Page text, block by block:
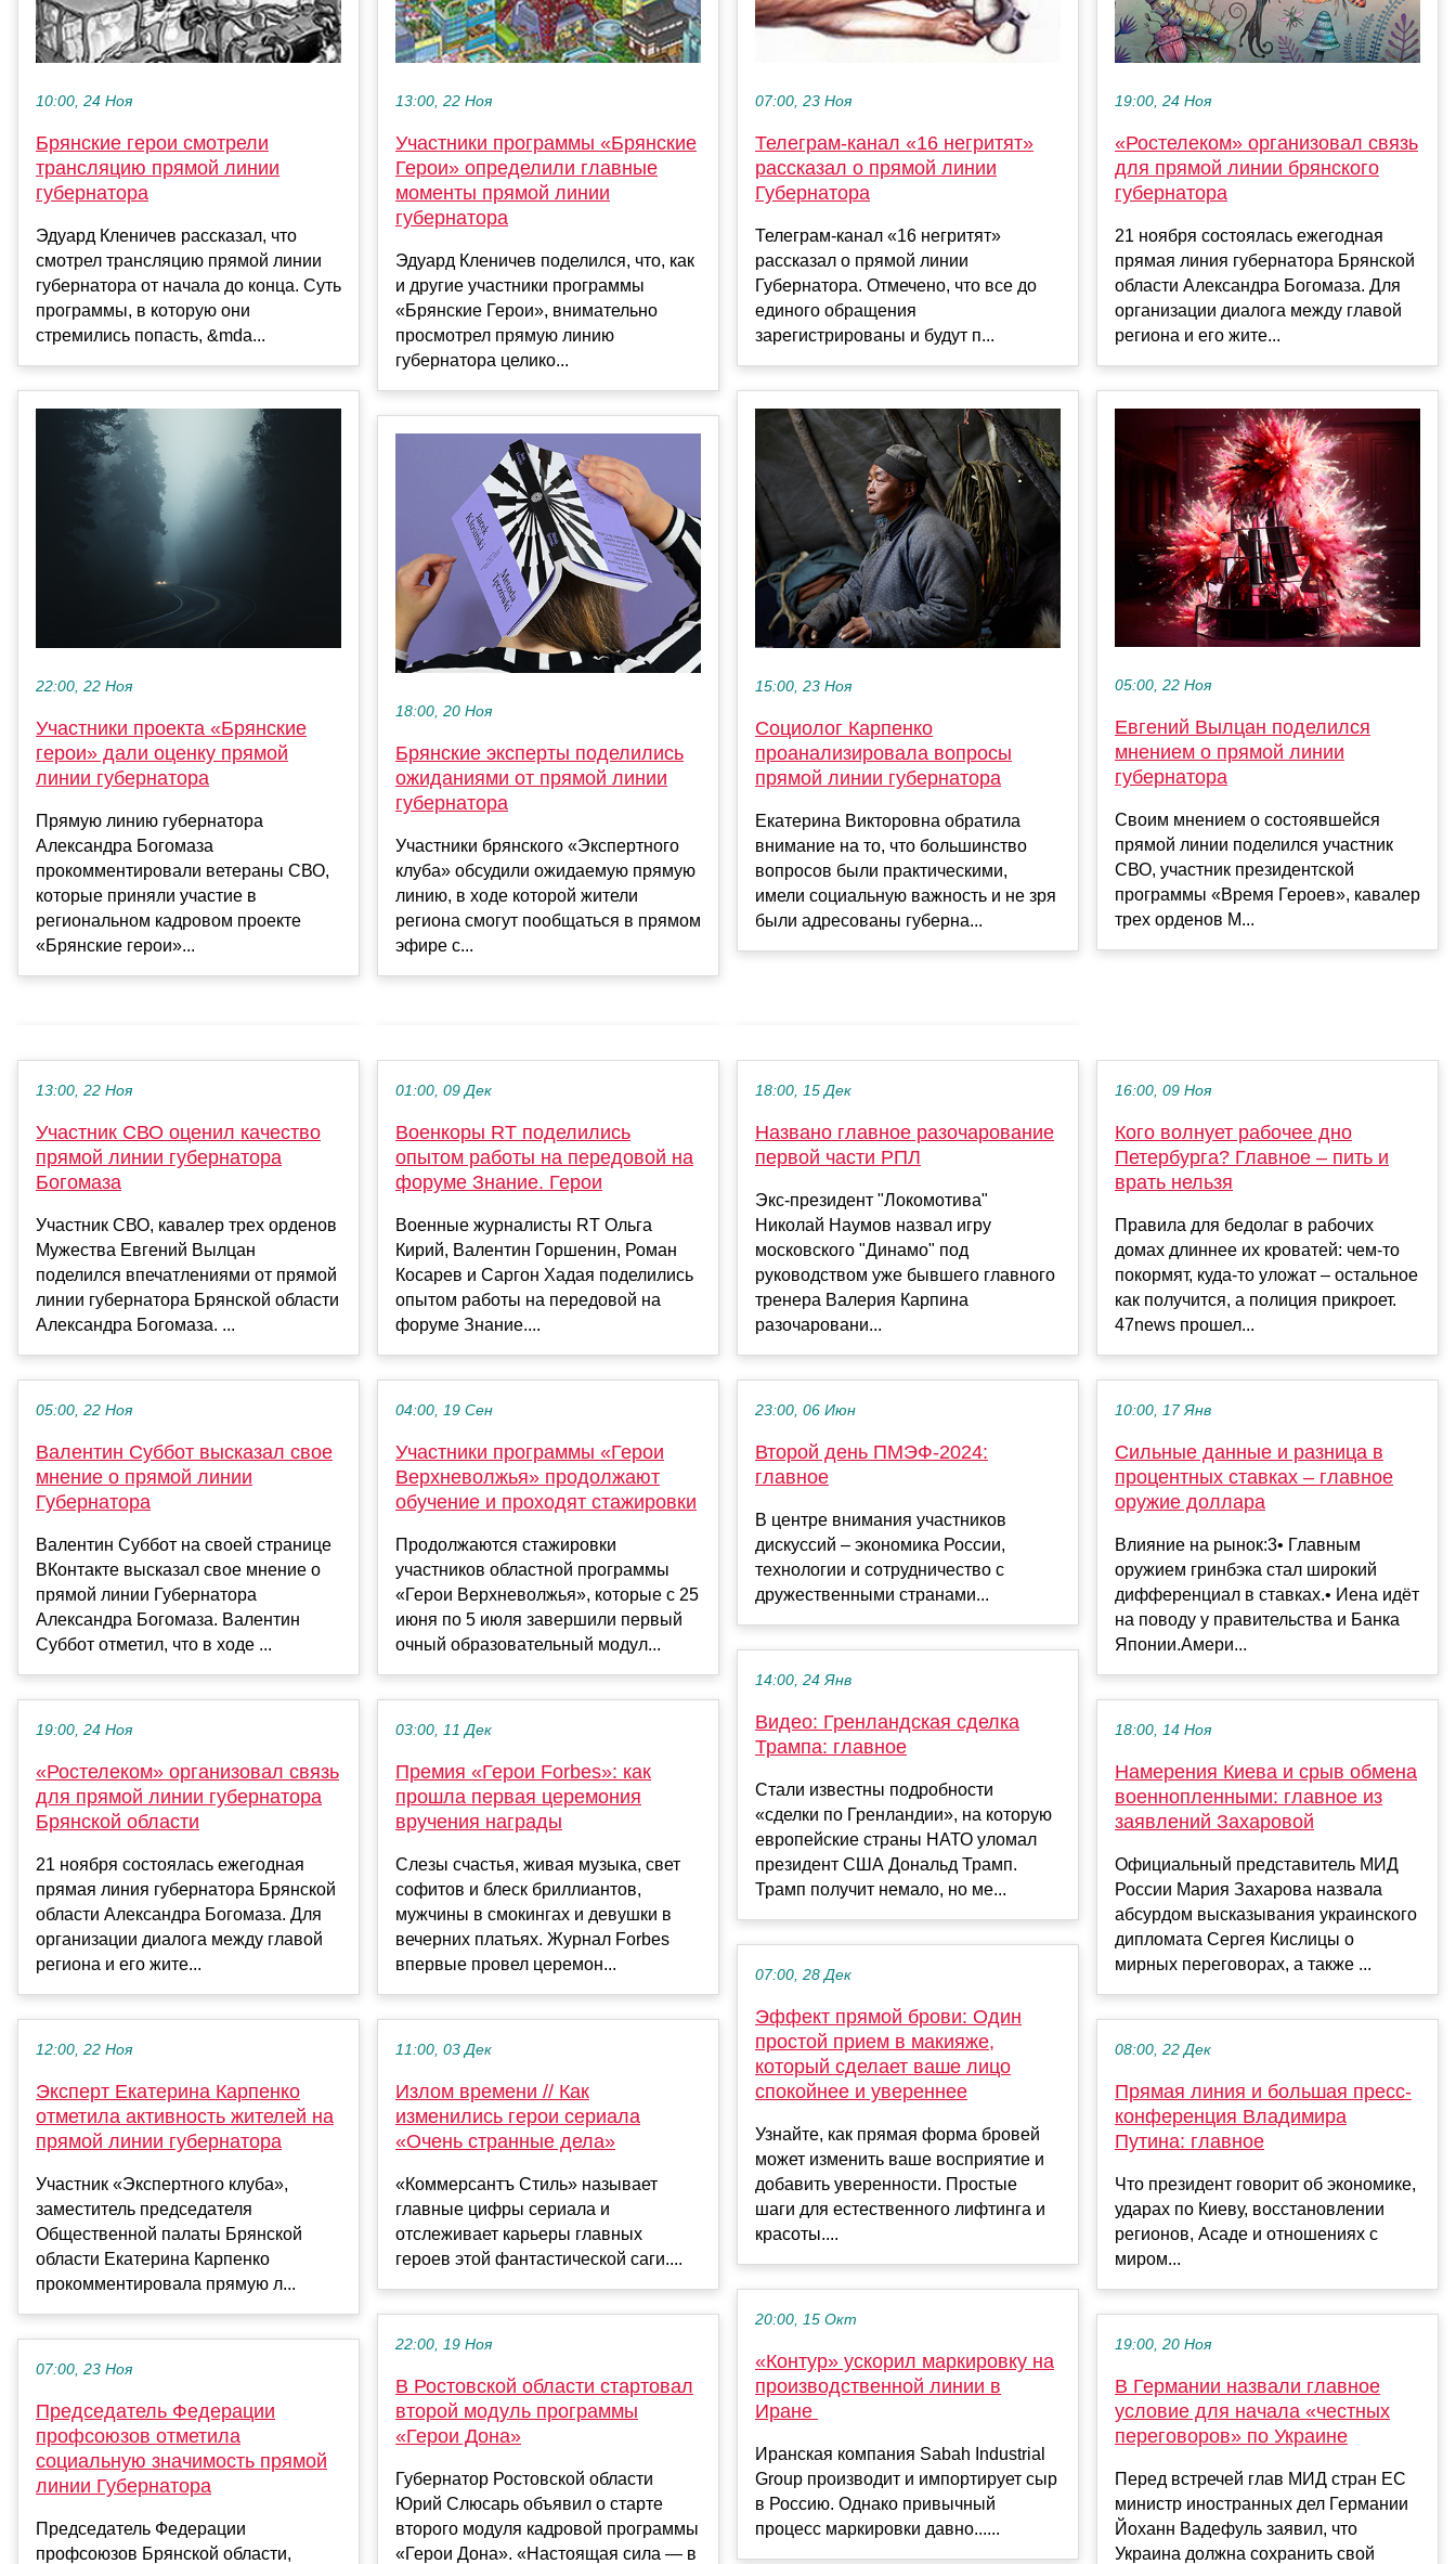
10:00, 24 Ноя
Брянские герои смотрели
трансляцию прямой линии
губернатора
Эдуард Кленичев рассказал, что
смотрел трансляцию прямой линии
губернатора от начала до конца. Суть
программы, в которую они
стремились попасть, &mda...
22:00, 22 Ноя
Участники проекта «Брянские
герои» дали оценку прямой
линии губернатора
Прямую линию губернатора
Александра Богомаза
прокомментировали ветераны СВО,
которые приняли участие в
региональном кадровом проекте
«Брянские герои»...
13:00, 22 Ноя
Участники программы «Брянские
Герои» определили главные
моменты прямой линии
губернатора
Эдуард Кленичев поделился, что, как
и другие участники программы
«Брянские Герои», внимательно
просмотрел прямую линию
губернатора целико...
18:00, 20 Ноя
Брянские эксперты поделились
ожиданиями от прямой линии
губернатора
Участники брянского «Экспертного
клуба» обсудили ожидаемую прямую
линию, в ходе которой жители
региона смогут пообщаться в прямом
эфире с...
07:00, 23 Ноя
Телеграм-канал «16 негритят»
рассказал о прямой линии
Губернатора
Телеграм-канал «16 негритят»
рассказал о прямой линии
Губернатора. Отмечено, что все до
единого обращения
зарегистрированы и будут п...
15:00, 23 Ноя
Социолог Карпенко
проанализировала вопросы
прямой линии губернатора
Екатерина Викторовна обратила
внимание на то, что большинство
вопросов были практическими,
имели социальную важность и не зря
были адресованы губерна...
19:00, 24 Ноя
«Ростелеком» организовал связь
для прямой линии брянского
губернатора
21 ноября состоялась ежегодная
прямая линия губернатора Брянской
области Александра Богомаза. Для
организации диалога между главой
региона и его жите...
05:00, 22 Ноя
Евгений Вылцан поделился
мнением о прямой линии
губернатора
Своим мнением о состоявшейся
прямой линии поделился участник
СВО, участник президентской
программы «Время Героев», кавалер
трех орденов М...
13:00, 22 Ноя
Участник СВО оценил качество
прямой линии губернатора
Богомаза
Участник СВО, кавалер трех орденов
Мужества Евгений Вылцан
поделился впечатлениями от прямой
линии губернатора Брянской области
Александра Богомаза. ...
05:00, 22 Ноя
Валентин Суббот высказал свое
мнение о прямой линии
Губернатора
Валентин Суббот на своей странице
ВКонтакте высказал свое мнение о
прямой линии Губернатора
Александра Богомаза. Валентин
Суббот отметил, что в ходе ...
19:00, 24 Ноя
«Ростелеком» организовал связь
для прямой линии губернатора
Брянской области
21 ноября состоялась ежегодная
прямая линия губернатора Брянской
области Александра Богомаза. Для
организации диалога между главой
региона и его жите...
12:00, 22 Ноя
Эксперт Екатерина Карпенко
отметила активность жителей на
прямой линии губернатора
Участник «Экспертного клуба»,
заместитель председателя
Общественной палаты Брянской
области Екатерина Карпенко
прокомментировала прямую л...
07:00, 23 Ноя
Председатель Федерации
профсоюзов отметила
социальную значимость прямой
линии Губернатора
Председатель Федерации
профсоюзов Брянской области,
01:00, 09 Дек
Военкоры RT поделились
опытом работы на передовой на
форуме Знание. Герои
Военные журналисты RT Ольга
Кирий, Валентин Горшенин, Роман
Косарев и Саргон Хадая поделились
опытом работы на передовой на
форуме Знание....
04:00, 19 Сен
Участники программы «Герои
Верхневолжья» продолжают
обучение и проходят стажировки
Продолжаются стажировки
участников областной программы
«Герои Верхневолжья», которые с 25
июня по 5 июля завершили первый
очный образовательный модул...
03:00, 11 Дек
Премия «Герои Forbes»: как
прошла первая церемония
вручения награды
Слезы счастья, живая музыка, свет
софитов и блеск бриллиантов,
мужчины в смокингах и девушки в
вечерних платьях. Журнал Forbes
впервые провел церемон...
11:00, 03 Дек
Излом времени // Как
изменились герои сериала
«Очень странные дела»
«Коммерсантъ Стиль» называет
главные цифры сериала и
отслеживает карьеры главных
героев этой фантастической саги....
22:00, 19 Ноя
В Ростовской области стартовал
второй модуль программы
«Герои Дона»
Губернатор Ростовской области
Юрий Слюсарь объявил о старте
второго модуля кадровой программы
«Герои Дона». «Настоящая сила — в
18:00, 15 Дек
Названо главное разочарование
первой части РПЛ
Экс-президент "Локомотива"
Николай Наумов назвал игру
московского "Динамо" под
руководством уже бывшего главного
тренера Валерия Карпина
разочаровани...
23:00, 06 Июн
Второй день ПМЭФ-2024:
главное
В центре внимания участников
дискуссий – экономика России,
технологии и сотрудничество с
дружественными странами...
14:00, 24 Янв
Видео: Гренландская сделка
Трампа: главное
Стали известны подробности
«сделки по Гренландии», на которую
европейские страны НАТО уломал
президент США Дональд Трамп.
Трамп получит немало, но ме...
07:00, 28 Дек
Эффект прямой брови: Один
простой прием в макияже,
который сделает ваше лицо
спокойнее и увереннее
Узнайте, как прямая форма бровей
может изменить ваше восприятие и
добавить уверенности. Простые
шаги для естественного лифтинга и
красоты....
20:00, 15 Окт
«Контур» ускорил маркировку на
производственной линии в
Иране ​
Иранская компания Sabah Industrial
Group производит и импортирует сыр
в Россию. Однако привычный
процесс маркировки давно......
16:00, 09 Ноя
Кого волнует рабочее дно
Петербурга? Главное – пить и
врать нельзя
Правила для бедолаг в рабочих
домах длиннее их кроватей: чем-то
покормят, куда-то уложат – остальное
как получится, а полиция прикроет.
47news прошел...
10:00, 17 Янв
Сильные данные и разница в
процентных ставках – главное
оружие доллара
Влияние на рынок:3• Главным
оружием гринбэка стал широкий
дифференциал в ставках.• Иена идёт
на поводу у правительства и Банка
Японии.Амери...
18:00, 14 Ноя
Намерения Киева и срыв обмена
военнопленными: главное из
заявлений Захаровой
Официальный представитель МИД
России Мария Захарова назвала
абсурдом высказывания украинского
дипломата Сергея Кислицы о
мирных переговорах, а также ...
08:00, 22 Дек
Прямая линия и большая пресс-
конференция Владимира
Путина: главное
Что президент говорит об экономике,
ударах по Киеву, восстановлении
регионов, Асаде и отношениях с
миром...
19:00, 20 Ноя
В Германии назвали главное
условие для начала «честных
переговоров» по Украине
Перед встречей глав МИД стран ЕС
министр иностранных дел Германии
Йоханн Вадефуль заявил, что
Украина должна сохранить свой